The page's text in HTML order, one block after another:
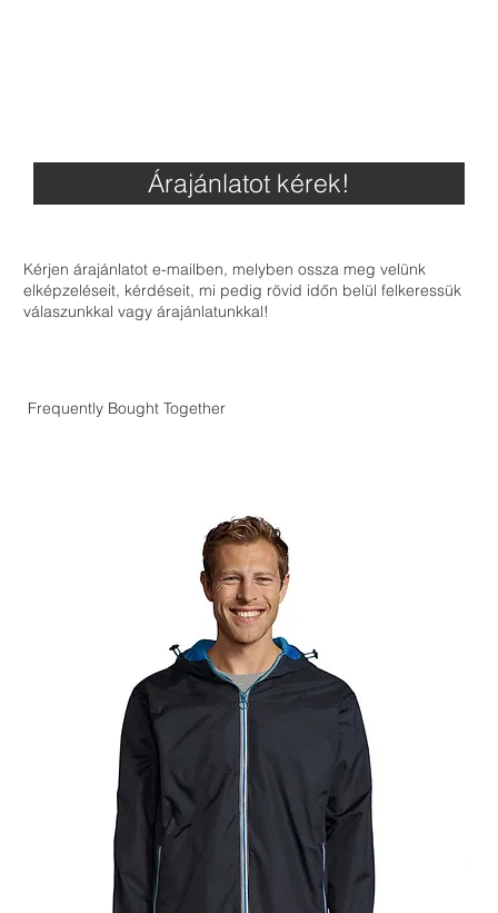
Árajánlatot kérek!
Kérjen árajánlatot e-mailben, melyben ossza meg velünk
elképzeléseit, kérdéseit, mi pedig rövid időn belül felkeressük
válaszunkkal vagy árajánlatunkkal!
Frequently Bought Together